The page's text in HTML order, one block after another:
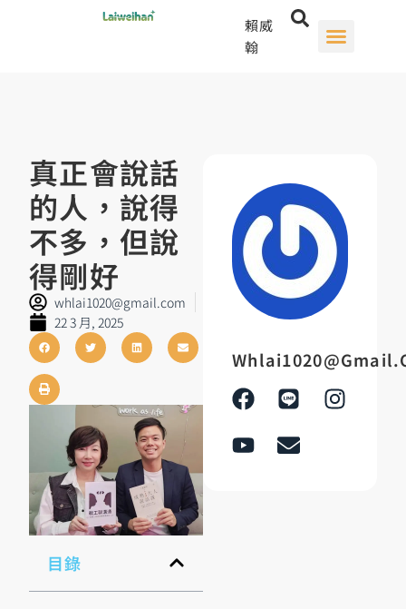
賴威
翰
真正會說話
的人，說得
不多，但說
得剛好
whlai1020@gmail.com
22 3 月, 2025
目錄